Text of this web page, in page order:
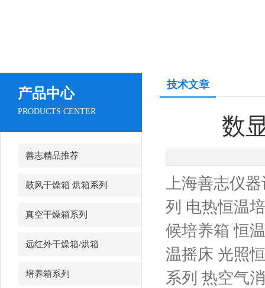
产品中心
PRODUCTS CENTER
善志精品推荐
鼓风干燥箱 烘箱系列
真空干燥箱系列
远红外干燥箱/烘箱
培养箱系列
技术文章
数
上海善志仪
列 电热恒温
候培养箱 恒
温摇床 光照
系列 热空气